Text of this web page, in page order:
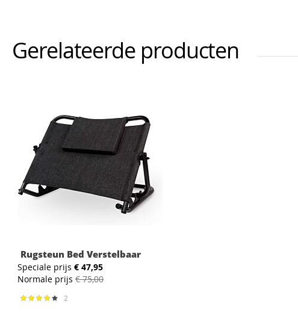
Gerelateerde producten
Rugsteun Bed Verstelbaar
Speciale prijs € 47,95
Normale prijs € 75,00
Waardering:
2